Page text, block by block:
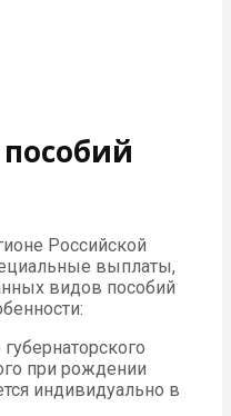
Российской
выплаты,
видов пособий
при рождении
индивидуально в